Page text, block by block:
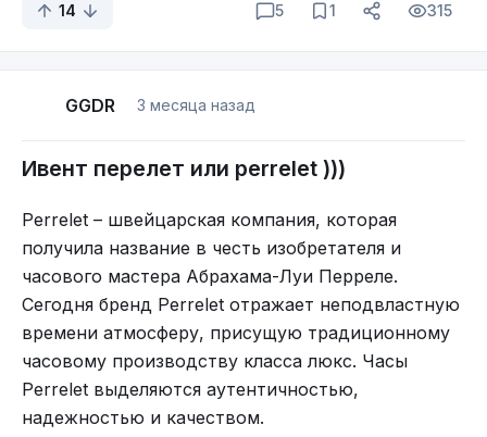
14 5 1 315
GGDR 3 месяца назад
Ивент перелет или perrelet )))
Perrelet – швейцарская компания, которая
получила название в честь изобретателя и
часового мастера Абрахама-Луи Перреле.
Сегодня бренд Perrelet отражает неподвластную
времени атмосферу, присущую традиционному
часовому производству класса люкс. Часы
Perrelet выделяются аутентичностью,
надежностью и качеством.